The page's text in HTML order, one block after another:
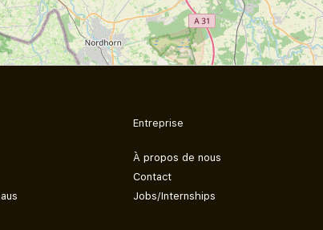
Entreprise
À propos de nous
Contact
Jobs/Internships